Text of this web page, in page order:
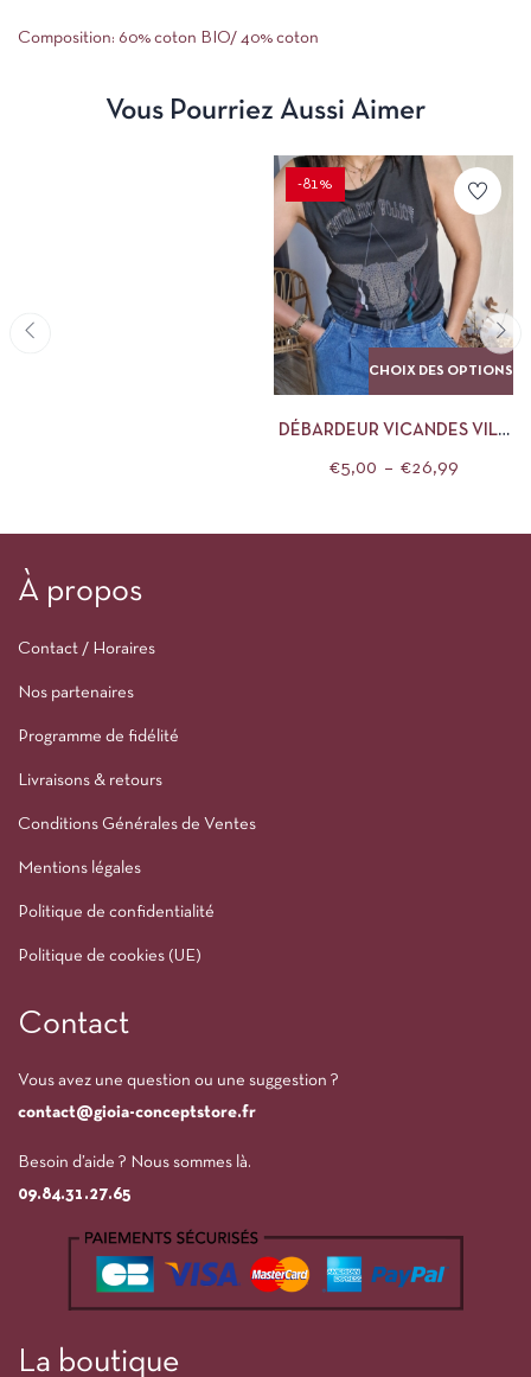
Composition: 60% coton BIO/ 40% coton
Vous Pourriez Aussi Aimer
-81%
CHOIX DES OPTIONS
DÉBARDEUR VICANDES VILA
€5,00 – €26,99
À propos
Contact / Horaires
Nos partenaires
Programme de fidélité
Livraisons & retours
Conditions Générales de Ventes
Mentions légales
Politique de confidentialité
Politique de cookies (UE)
Contact
Vous avez une question ou une suggestion ?
contact@gioia-conceptstore.fr
Besoin d’aide ? Nous sommes là.
09.84.31.27.65
La boutique